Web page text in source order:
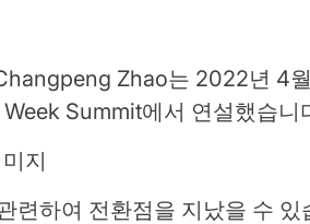
Zhao는 2022년 4
Summit에서 연설했습니
지
련하여 전환점을 지났을 수 있